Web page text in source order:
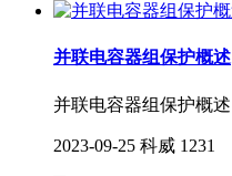
并联电容器组保护概述
并联电容器组保护概述
2023-09-25 科威 1231